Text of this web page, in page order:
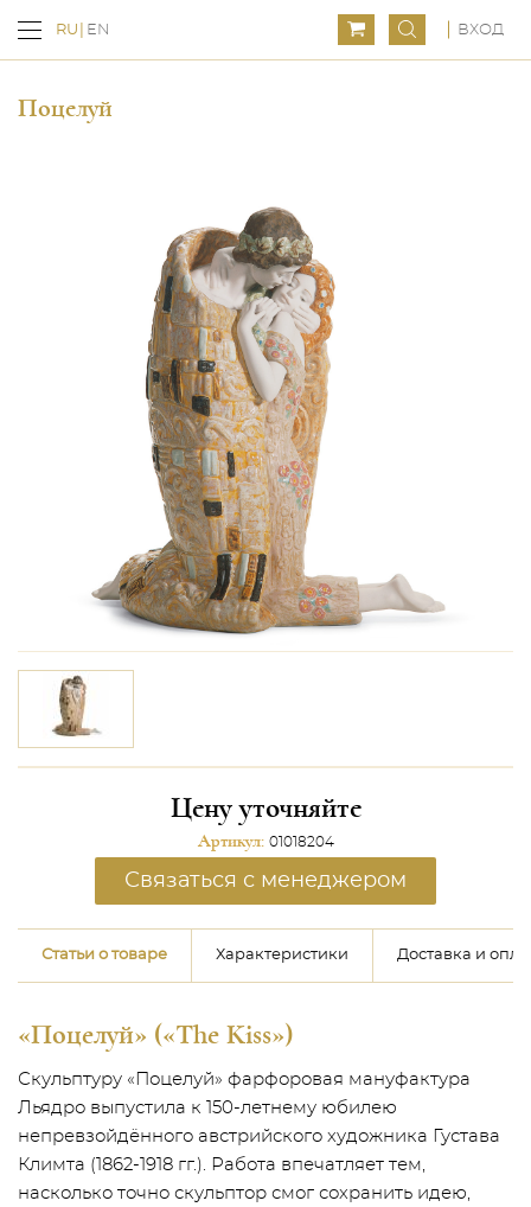
RU EN ВХОД
Поцелуй
Цену уточняйте
Артикул: 01018204
Связаться с менеджером
Статьи о товаре Характеристики Доставка и
«Поцелуй» («The Kiss»)
Скульптуру «Поцелуй» фарфоровая мануфактура
Льядро выпустила к 150-летнему юбилею
непревзойдённого австрийского художника Густава
Климта (1862-1918 гг.). Работа впечатляет тем,
насколько точно скульптор смог сохранить идею,